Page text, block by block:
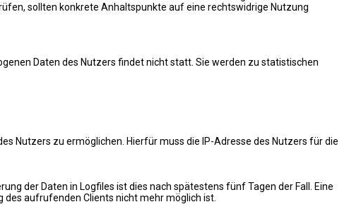
sollten konkrete Anhaltspunkte auf eine rechtswidrige Nutzung
Daten des Nutzers findet nicht statt. Sie werden zu statistischen
Nutzers zu ermöglichen. Hierfür muss die IP-Adresse des Nutzers für die
der Daten in Logfiles ist dies nach spätestens fünf Tagen der Fall. Eine
aufrufenden Clients nicht mehr möglich ist.